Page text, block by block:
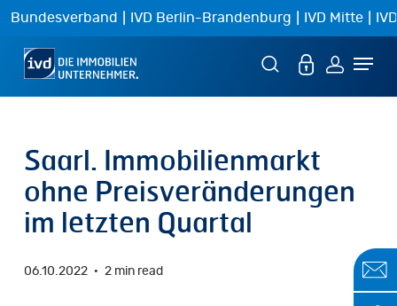
Skip
main
Bundesverband | IVD Berlin-Brandenburg | IVD Mitte |
Saarl. Immobilienmarkt
ohne Preisveränderungen
im letzten Quartal
06.10.2022 2 min read